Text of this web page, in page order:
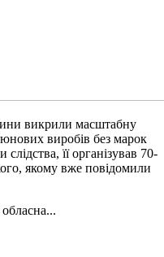
викрили масштабну
виробів без марок
її організував 70-
якому вже повідомили